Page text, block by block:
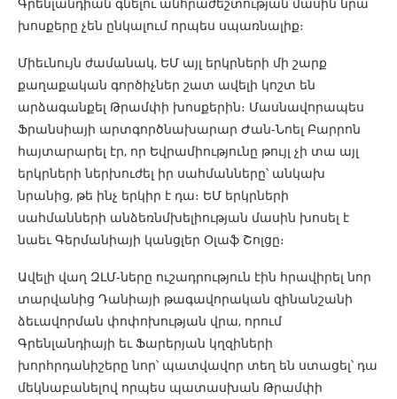
խոսքերը չեն ընկալում որպես սպառնալիք։
Միեւնույն ժամանակ, ԵՄ այլ երկրների մի շարք
քաղաքական գործիչներ շատ ավելի կոշտ են
արձագանքել Թրամփի խոսքերին։ Մասնավորապես
Ֆրանսիայի արտգործնախարար Ժան-Նոել Բարրոն
հայտարարել էր, որ Եվրամիությունը թույլ չի տա այլ
երկրների ներխուժել իր սահմանները՝ անկախ
նրանից, թե ինչ երկիր է դա։ ԵՄ երկրների
սահմանների անձեռնմխելիության մասին խոսել է
նաեւ Գերմանիայի կանցլեր Օլաֆ Շոլցը։
Ավելի վաղ ԶԼՄ-ները ուշադրություն էին հրավիրել նոր
տարվանից Դանիայի թագավորական զինանշանի
ձեւավորման փոփոխության վրա, որում
Գրենլանդիայի եւ Ֆարերյան կղզիների
խորհրդանիշերը նոր՝ պատվավոր տեղ են ստացել՝ դա
մեկնաբանելով որպես պատասխան Թրամփի